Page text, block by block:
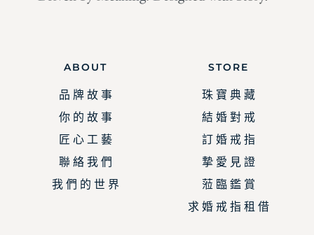
ABOUT
品 牌 故 事
你 的 故 事
匠 心 工 藝
聯 絡 我 們
我 們 的 世 界
STORE
珠 寶 典 藏
結 婚 對 戒
訂 婚 戒 指
摯 愛 見 證
蒞 臨 鑑 賞
求 婚 戒 指 租 借